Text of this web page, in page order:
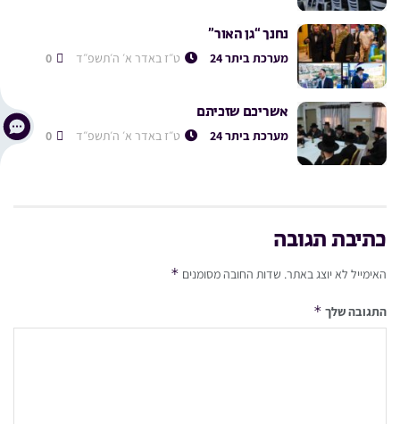
נחנך “גן האור”
מערכת ביתר 24 ט״ז באדר א׳ ה׳תשפ״ד
אשריכם שזכיתם
מערכת ביתר 24 ט״ז באדר א׳ ה׳תשפ״ד
כתיבת תגובה
האימייל לא יוצג באתר. שדות החובה מסומנים *
התגובה שלך *